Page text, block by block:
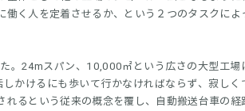
く人を定着させるか、という２つのタスクによ
。24mスパン、10,000㎡という広さの大型工場
かけるにも歩いて行かなければならず、寂しく
るという従来の概念を覆し、自動搬送台車の経